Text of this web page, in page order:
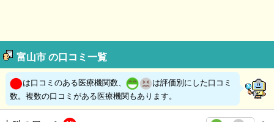
富山市 の口コミ一覧
は口コミのある医療機関数、
は評価別にした口コミ
数。複数の口コミがある医療機関もあります。